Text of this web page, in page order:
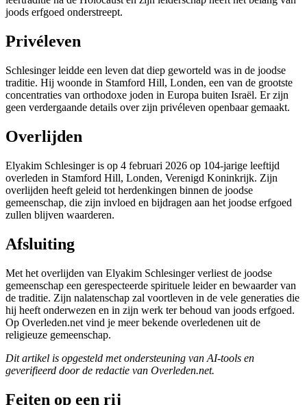
joods erfgoed onderstreept.
Privéleven
Schlesinger leidde een leven dat diep geworteld was in de joodse
traditie. Hij woonde in Stamford Hill, Londen, een van de grootste
concentraties van orthodoxe joden in Europa buiten Israël. Er zijn
geen verdergaande details over zijn privéleven openbaar gemaakt.
Overlijden
Elyakim Schlesinger is op 4 februari 2026 op 104-jarige leeftijd
overleden in Stamford Hill, Londen, Verenigd Koninkrijk. Zijn
overlijden heeft geleid tot herdenkingen binnen de joodse
gemeenschap, die zijn invloed en bijdragen aan het joodse erfgoed
zullen blijven waarderen.
Afsluiting
Met het overlijden van Elyakim Schlesinger verliest de joodse
gemeenschap een gerespecteerde spirituele leider en bewaarder van
de traditie. Zijn nalatenschap zal voortleven in de vele generaties die
hij heeft onderwezen en in zijn werk ter behoud van joods erfgoed.
Op Overleden.net vind je meer bekende overledenen uit de
religieuze gemeenschap.
Dit artikel is opgesteld met ondersteuning van AI-tools en
geverifieerd door de redactie van Overleden.net.
Feiten op een rij